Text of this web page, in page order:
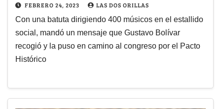
FEBRERO 24, 2023 LAS DOS ORILLAS
Con una batuta dirigiendo 400 músicos en el estallido
social, mandó un mensaje que Gustavo Bolívar
recogió y la puso en camino al congreso por el Pacto
Histórico